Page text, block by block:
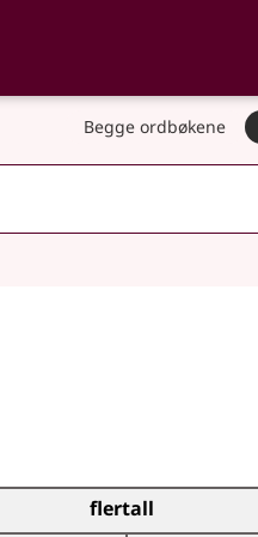
og
Begge ordbøkene
flertall